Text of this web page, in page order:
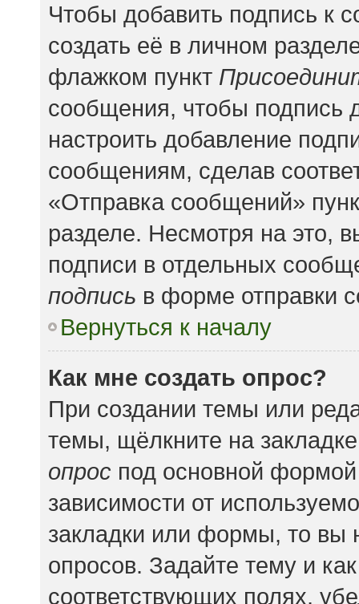
Чтобы добавить подпись к
создать её в личном
флажком пункт
сообщения, чтобы подпись
настроить добавление
сообщениям, сделав
«Отправка сообщений»
разделе. Несмотря на это,
подписи в отдельных
подпись в форме отправки
Вернуться к началу
Как мне создать опрос?
При создании темы или
темы, щёлкните на
опрос под основной
зависимости от
закладки или формы, то вы
опросов. Задайте тему и
соответствующих полях,